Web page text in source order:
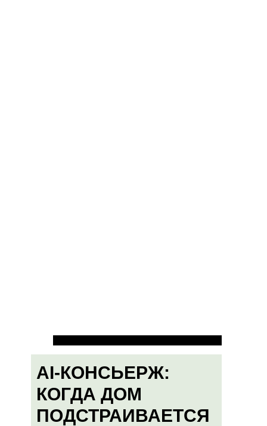
AI-КОНСЬЕРЖ:
КОГДА ДОМ
ПОДСТРАИВАЕТСЯ